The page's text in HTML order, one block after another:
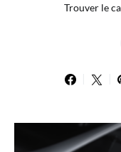
Trouver le